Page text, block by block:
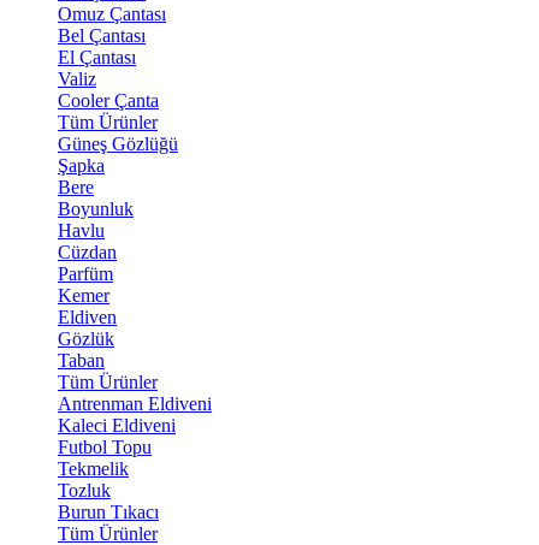
Omuz Çantası
Bel Çantası
El Çantası
Valiz
Cooler Çanta
Tüm Ürünler
Güneş Gözlüğü
Şapka
Bere
Boyunluk
Havlu
Cüzdan
Parfüm
Kemer
Eldiven
Gözlük
Taban
Tüm Ürünler
Antrenman Eldiveni
Kaleci Eldiveni
Futbol Topu
Tekmelik
Tozluk
Burun Tıkacı
Tüm Ürünler